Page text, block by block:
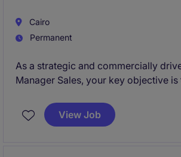
Cairo
Permanent
As a strategic and commercially
Manager Sales, your key objective is
partnerships, while defining a
business roadmap to support the
View Job